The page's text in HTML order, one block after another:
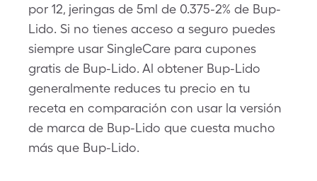
por 12, jeringas de 5ml de 0.375-2% de Bup-
Lido. Si no tienes acceso a seguro puedes
siempre usar SingleCare para cupones
gratis de Bup-Lido. Al obtener Bup-Lido
generalmente reduces tu precio en tu
receta en comparación con usar la versión
de marca de Bup-Lido que cuesta mucho
más que Bup-Lido.